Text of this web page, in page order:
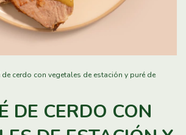
de cerdo con vegetales de estación y puré de
DE CERDO CON